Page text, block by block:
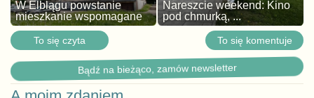
W Elblągu powstanie
mieszkanie wspomagane
Nareszcie weekend: Kino
pod chmurką, ...
To się czyta To się komentuje
Bądź na bieżąco, zamów newsletter